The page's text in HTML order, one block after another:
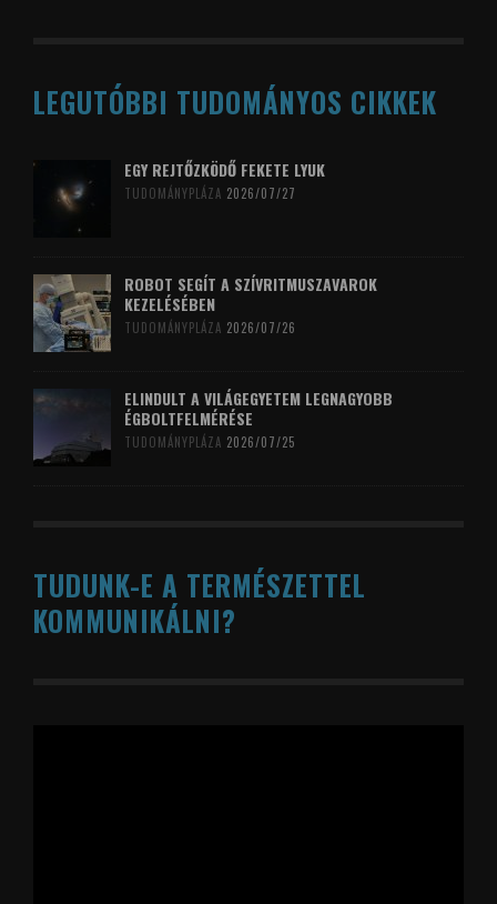
LEGUTÓBBI TUDOMÁNYOS CIKKEK
EGY REJTŐZKÖDŐ FEKETE LYUK
TUDOMÁNYPLÁZA 2026/07/27
ROBOT SEGÍT A SZÍVRITMUSZAVAROK
KEZELÉSÉBEN
TUDOMÁNYPLÁZA 2026/07/26
ELINDULT A VILÁGEGYETEM LEGNAGYOBB
ÉGBOLTFELMÉRÉSE
TUDOMÁNYPLÁZA 2026/07/25
TUDUNK-E A TERMÉSZETTEL
KOMMUNIKÁLNI?